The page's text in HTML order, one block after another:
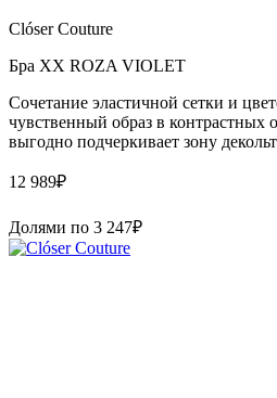
Clóser Couture
Бра XX ROZA VIOLET
Сочетание эластичной сетки и
чувственный образ в контрастных
выгодно подчеркивает зону
12 989₽
Долями по 3 247₽